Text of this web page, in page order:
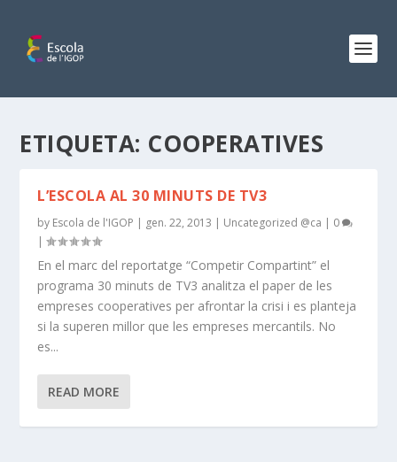
ETIQUETA: COOPERATIVES
L’ESCOLA AL 30 MINUTS DE TV3
by Escola de l'IGOP | gen. 22, 2013 | Uncategorized @ca | 0
|
En el marc del reportatge “Competir Compartint” el
programa 30 minuts de TV3 analitza el paper de les
empreses cooperatives per afrontar la crisi i es planteja
si la superen millor que les empreses mercantils. No
es...
READ MORE